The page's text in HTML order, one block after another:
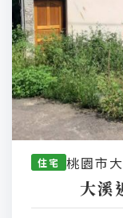
住宅 桃園市
大溪